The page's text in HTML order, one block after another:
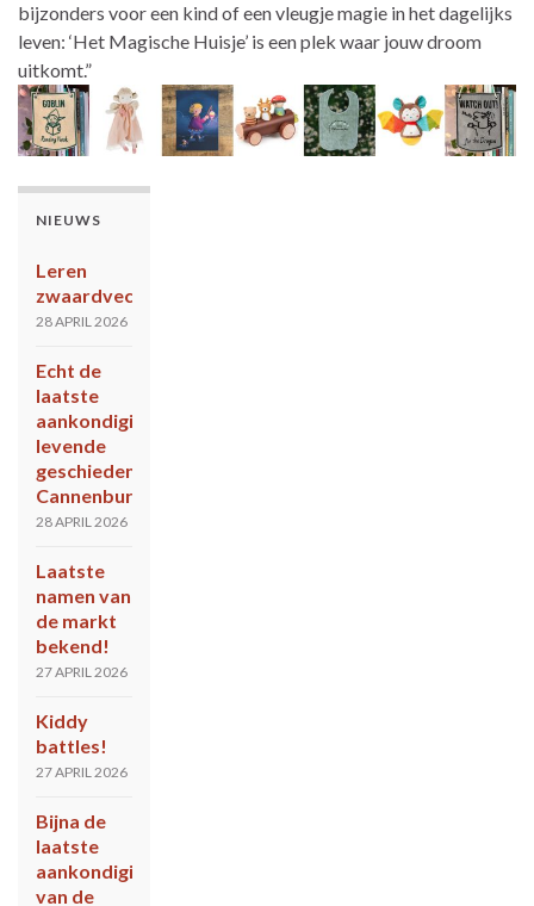
bijzonders voor een kind of een vleugje magie in het dagelijks
leven: ‘Het Magische Huisje’ is een plek waar jouw droom
uitkomt.”
NIEUWS
Leren
zwaardvechten?
28 APRIL 2026
Echt de
laatste
aankondiging
levende
geschiedenis
Cannenburch
28 APRIL 2026
Laatste
namen van
de markt
bekend!
27 APRIL 2026
Kiddy
battles!
27 APRIL 2026
Bijna de
laatste
aankondiging
van de